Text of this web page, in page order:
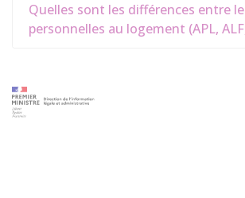
Quelles sont les différences entre
personnelles au logement (APL,